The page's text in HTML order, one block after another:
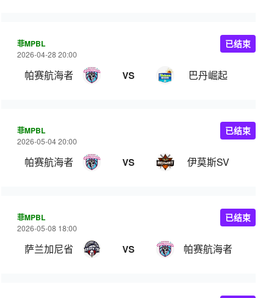
菲MPBL
2026-04-28 20:00
帕赛航海者 VS 巴丹崛起
已结束
菲MPBL
2026-05-04 20:00
帕赛航海者 VS 伊莫斯SV
已结束
菲MPBL
2026-05-08 18:00
萨兰加尼省 VS 帕赛航海者
已结束